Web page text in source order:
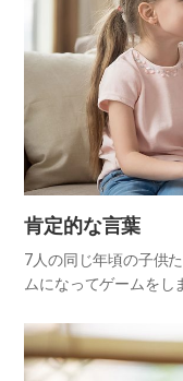
肯定的な言葉
7人の同じ年頃の子供
ムになってゲームをし
ルを受けるのでした。
ームは…